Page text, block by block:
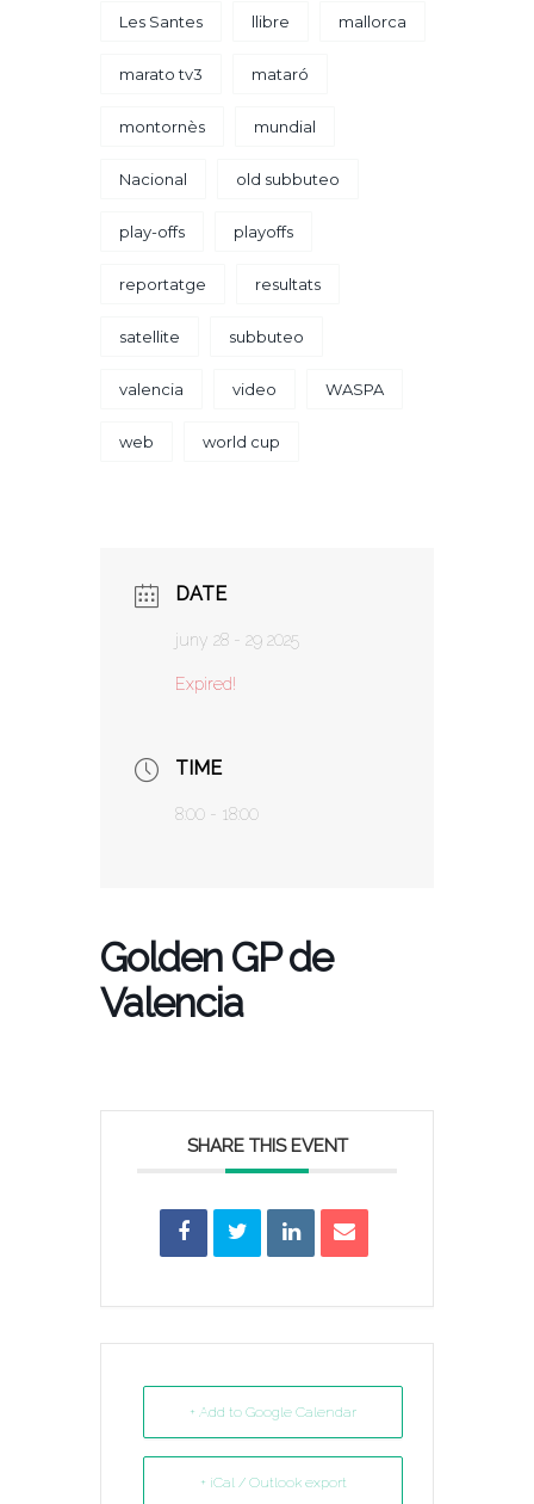
Les Santes llibre mallorca
marato tv3 mataró
montornès mundial
Nacional old subbuteo
play-offs playoffs
reportatge resultats
satellite subbuteo
valencia video WASPA
web world cup
DATE
juny 28 - 29 2025
Expired!
TIME
8:00 - 18:00
Golden GP de
Valencia
SHARE THIS EVENT
+ Add to Google Calendar
+ iCal / Outlook export